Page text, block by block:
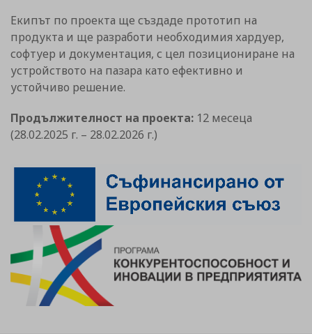
Екипът по проекта ще създаде прототип на
продукта и ще разработи необходимия хардуер,
софтуер и документация, с цел позициониране на
устройството на пазара като ефективно и
устойчиво решение.
Продължителност на проекта: 12 месеца
(28.02.2025 г. – 28.02.2026 г.)